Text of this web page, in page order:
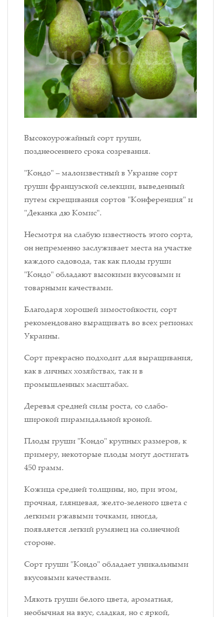
Высокоурожайный сорт груши,
позднеосеннего срока созревания.
"Кондо" –малоизвестный в Украине сорт
груши французской селекции, выведенный
путем скрещивания сортов "Конференция" и
"Деканка дю Комис".
Несмотря на слабую известность этого сорта,
он непременно заслуживает места на участке
каждого садовода, так как плоды груши
"Кондо" обладают высокими вкусовыми и
товарными качествами.
Благодаря хорошей зимостойкости, сорт
рекомендовано выращивать во всех регионах
Украины.
Сорт прекрасно подходит для выращивания,
как в личных хозяйствах, так и в
промышленных масштабах.
Деревья средней силы роста, со слабо-
широкой пирамидальной кроной.
Плоды груши "Кондо" крупных размеров, к
примеру, некоторые плоды могут достигать
450 грамм.
Кожица средней толщины, но, при этом,
прочная, глянцевая, желто-зеленого цвета с
легкими ржавыми точками, иногда,
появляется легкий румянец на солнечной
стороне.
Сорт груши "Кондо" обладает уникальными
вкусовыми качествами.
Мякоть груши белого цвета, ароматная,
необычная на вкус, сладкая, но с яркой,